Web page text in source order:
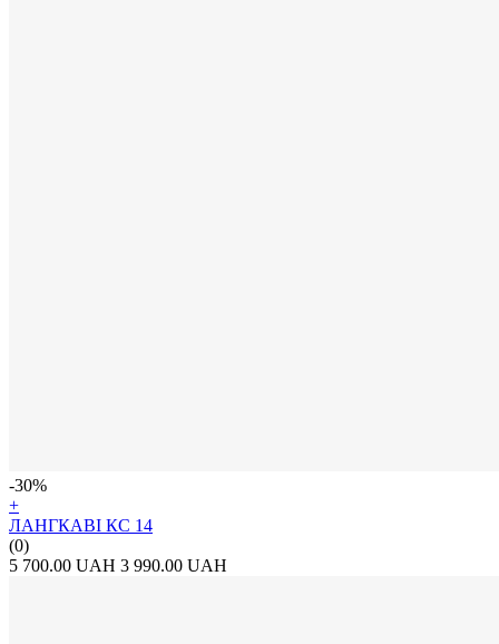
-30%
+
ЛАНГКАВІ КС 14
(0)
5 700.00 UAH 3 990.00 UAH